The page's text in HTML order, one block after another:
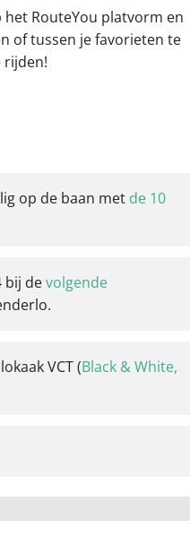
RouteYou platvorm en
of tussen je favorieten te
rijden!
op de baan met de 10
bij devolgende
VCT (Black & White,